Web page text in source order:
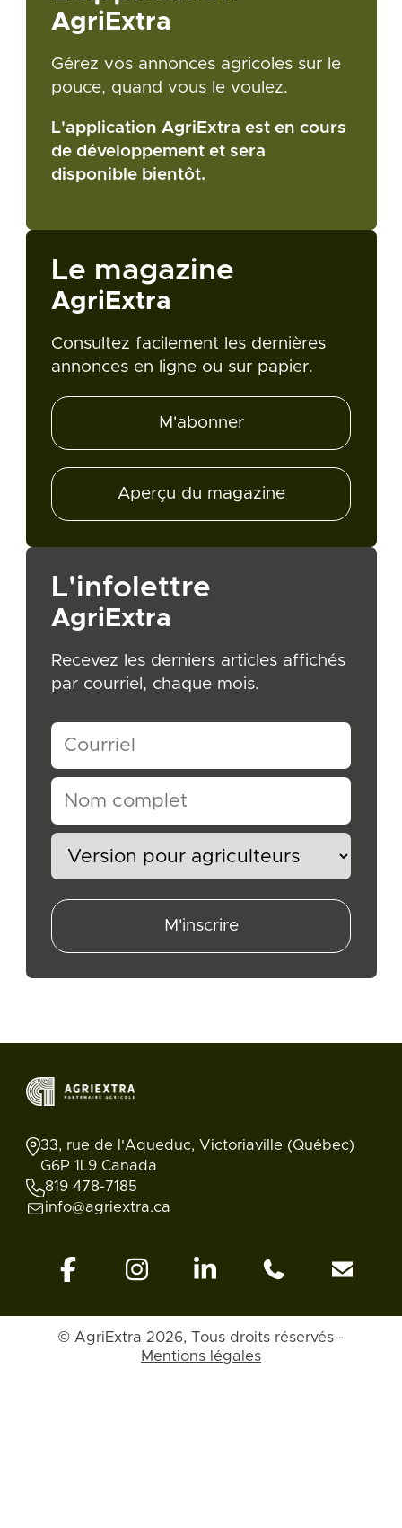
AgriExtra
Gérez vos annonces agricoles sur le
pouce, quand vous le voulez.
L'application AgriExtra est en cours
de développement et sera
disponible bientôt.
Le magazine
AgriExtra
Consultez facilement les dernières
annonces en ligne ou sur papier.
M'abonner
Aperçu du magazine
L'infolettre
AgriExtra
Recevez les derniers articles affichés
par courriel, chaque mois.
M'inscrire
33, rue de l'Aqueduc, Victoriaville (Québec)
G6P 1L9 Canada
819 478-7185
info@agriextra.ca
© AgriExtra 2026, Tous droits réservés -
Mentions légales